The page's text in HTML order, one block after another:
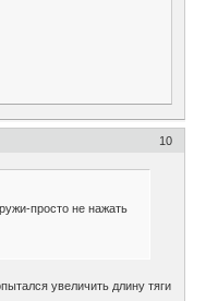
10
просто не нажать
увеличить длину тяги